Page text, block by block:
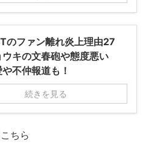
のファン離れ炎上理由27
キの文春砲や態度悪い
不仲報道も！
続きを見る
ちら